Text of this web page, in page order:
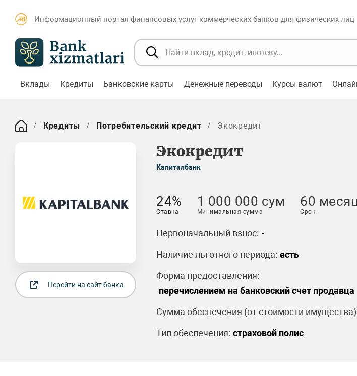
Информационный портал финансовых услуг коммерческих банков для физических лиц
Вклады Кредиты Банковские карты Денежные переводы Курсы валют
Кредиты Потребительский кредит Экокредит
Экокредит
Капиталбанк
Перейти на сайт банка
24%
Ставка
1 000 000 сум
Минимальная сумма
60
Срок
Первоначальный взнос: -
Наличие льготного периода: есть
Форма предоставления:
перечислением на банковский счет продавца
Сумма обеспечения (от стоимости
Тип обеспечения: страховой полис